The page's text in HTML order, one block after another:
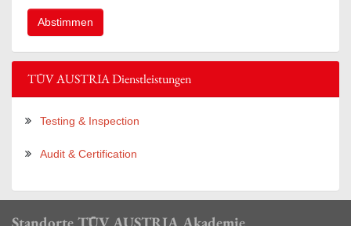
TÜV AUSTRIA Dienstleistungen
Testing & Inspection
Audit & Certification